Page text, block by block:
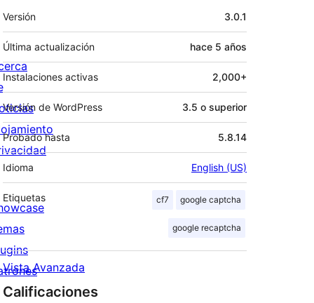
Meta
Versión 3.0.1
Última actualización hace 5 años
Instalaciones activas 2,000+
Versión de WordPress 3.5 o superior
Probado hasta 5.8.14
Idioma English (US)
Etiquetas cf7 google captcha
google recaptcha
Vista Avanzada
Calificaciones